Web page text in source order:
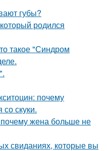
губы?
родился
такое "Синдром
почему
скуки.
жена больше не
свиданиях, которые вы